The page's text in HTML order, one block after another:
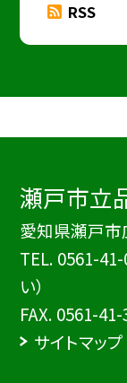
RSS
瀬戸市立
愛知県瀬戸
TEL. 0561-41-
い）
FAX. 0561-
サイトマップ